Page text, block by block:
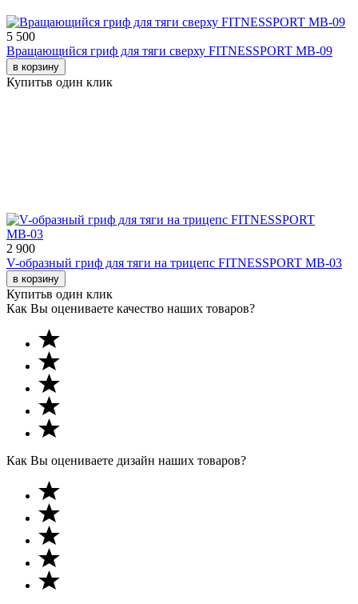
5 500
Вращающийся гриф для тяги сверху FITNESSPORT МВ-09
в корзину
Купитьв один клик
2 900
V-образный гриф для тяги на трицепс FITNESSPORT МВ-03
в корзину
Купитьв один клик
Как Вы оцениваете качество наших товаров?
Как Вы оцениваете дизайн наших товаров?